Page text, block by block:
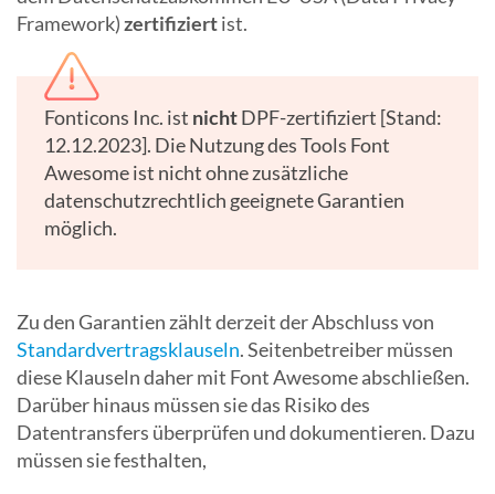
Framework)zertifiziertist.
Fonticons Inc. ist nichtDPF-zertifiziert [Stand:
12.12.2023]. Die Nutzung des Tools Font
Awesome ist nicht ohne zusätzliche
datenschutzrechtlich geeignete Garantien
möglich.
Zu den Garantien zählt derzeit der Abschluss von
Standardvertragsklauseln. Seitenbetreiber müssen
diese Klauseln daher mit Font Awesome abschließen.
Darüber hinaus müssen sie das Risiko des
Datentransfers überprüfen und dokumentieren. Dazu
müssen sie festhalten,